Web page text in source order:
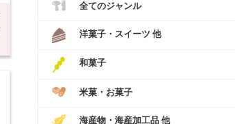
全てのジャンル
洋菓子・スイーツ 他
和菓子
米菓・お菓子
海産物・海産加工品 他